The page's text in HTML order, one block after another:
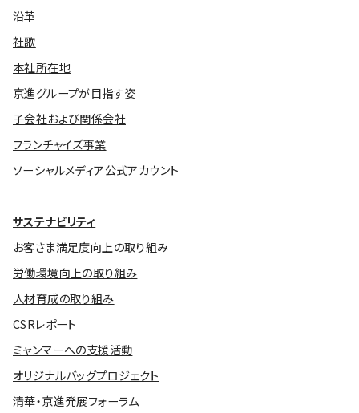
沿革
社歌
本社所在地
京進グループが目指す姿
子会社および関係会社
フランチャイズ事業
ソーシャルメディア公式アカウント
サステナビリティ
お客さま満足度向上の取り組み
労働環境向上の取り組み
人材育成の取り組み
CSRレポート
ミャンマーへの支援活動
オリジナルバッグプロジェクト
清華・京進発展フォーラム